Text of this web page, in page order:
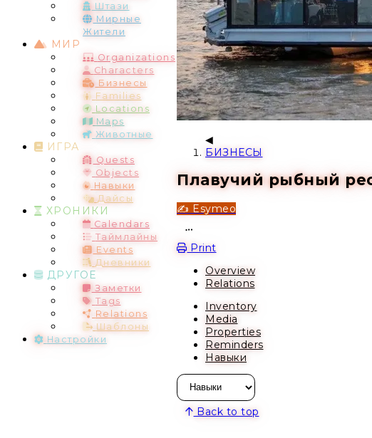
Штази
Мирные
Жители
МИР
Organizations
Characters
Бизнесы
Families
Locations
Maps
Животные
ИГРА
Quests
Objects
Навыки
Дайсы
ХРОНИКИ
Calendars
Таймлайны
Events
Дневники
ДРУГОЕ
Заметки
Tags
Relations
Шаблоны
Настройки
БИЗНЕСЫ
Плавучий рыбный
✍️ Esymeo
Print
Overview
Relations
Inventory
Media
Properties
Reminders
Навыки
Back to top